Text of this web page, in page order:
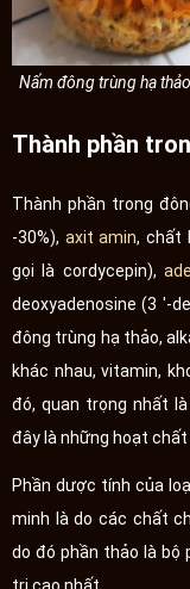
Nấm đông trùng hạ
Thành phần
Thành phần trong
-30%), axit amin, chất
gọi là cordycepin),
deoxyadenosine (3 '-
đông trùng hạ thảo,
khác nhau, vitamin,
đó, quan trọng nhất
đây là những hoạt chất
Phần dược tính của
minh là do các chất
do đó phần thảo là bộ